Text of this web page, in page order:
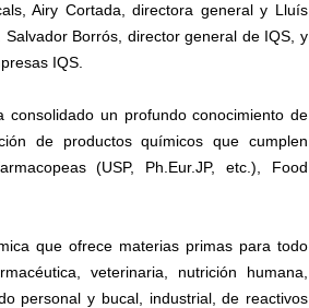
Airy Cortada, directora general y Lluís
Borrós, director general de IQS, y
IQS.
un profundo conocimiento de
de productos químicos que cumplen
(USP, Ph.Eur.JP, etc.), Food
que ofrece materias primas para todo
veterinaria, nutrición humana,
personal y bucal, industrial, de reactivos